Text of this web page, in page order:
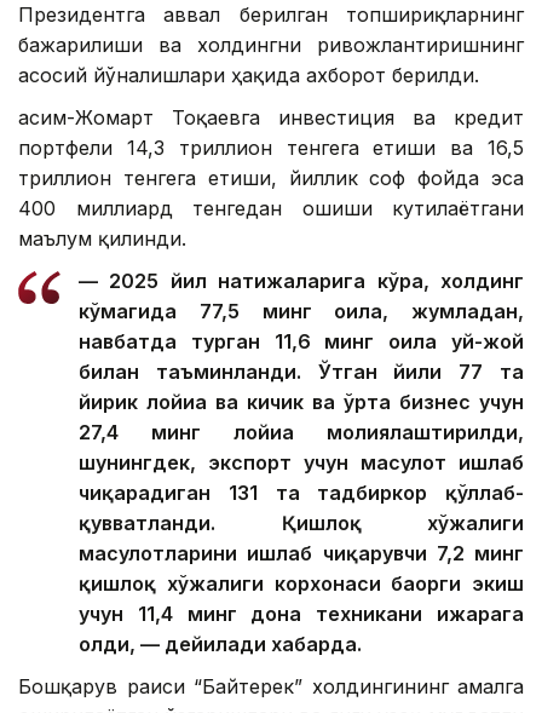
Президентга аввал берилган топшириқларнинг
бажарилиши ва холдингни ривожлантиришнинг
асосий йўналишлари ҳақида ахборот берилди.
Қасим-Жомарт Тоқаевга инвестиция ва кредит
портфели 14,3 триллион тенгега етиши ва 16,5
триллион тенгега етиши, йиллик соф фойда эса
400 миллиард тенгедан ошиши кутилаётгани
маълум қилинди.
— 2025 йил натижаларига кўра, холдинг
кўмагида 77,5 минг оила, жумладан,
навбатда турган 11,6 минг оила уй-жой
билан таъминланди. Ўтган йили 77 та
йирик лойиҳа ва кичик ва ўрта бизнес учун
27,4 минг лойиҳа молиялаштирилди,
шунингдек, экспорт учун маҳсулот ишлаб
чиқарадиган 131 та тадбиркор қўллаб-
қувватланди. Қишлоқ хўжалиги
маҳсулотларини ишлаб чиқарувчи 7,2 минг
қишлоқ хўжалиги корхонаси баҳорги экиш
учун 11,4 минг дона техникани ижарага
олди, — дейилади хабарда.
Бошқарув раиси “Байтерек” холдингининг амалга